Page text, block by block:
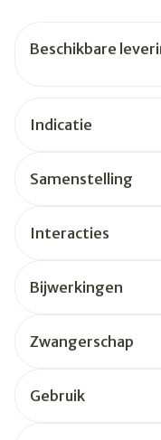
Beschikbare
Indicatie
Samenstelling
Interacties
Bijwerkingen
Zwangerschap
Gebruik